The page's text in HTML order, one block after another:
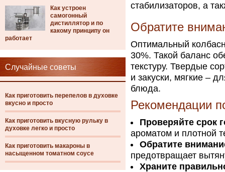
Как устроен
самогонный
дистиллятор и по
какому принципу он
работает
Случайные советы
Как приготовить перепелов в духовке
вкусно и просто
Как приготовить вкусную рульку в
духовке легко и просто
Как приготовить макароны в
насыщенном томатном соусе
стабилизаторов, а
Обратите
Оптимальный
30%. Такой баланс
текстуру. Твердые
и закуски, мягкие –
блюда.
Рекомендации
Проверяйте срок
ароматом и плотной
Обратите
предотвращает
Храните